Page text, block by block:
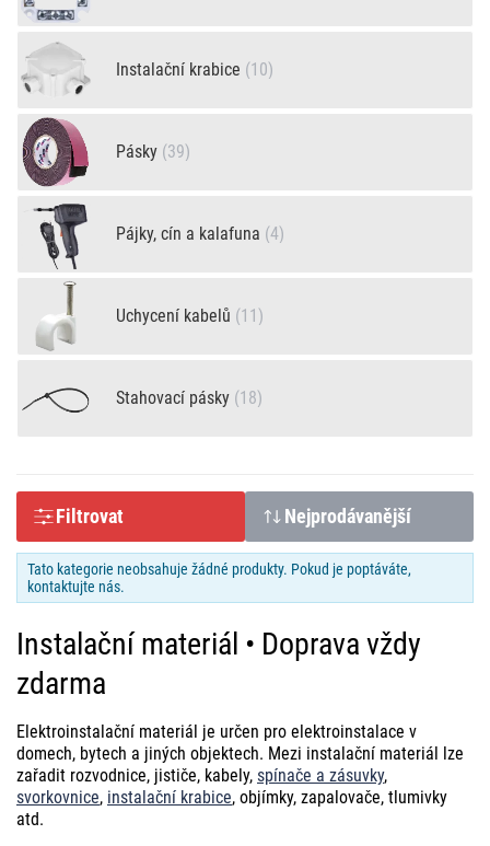
Instalační krabice (10)
Pásky (39)
Pájky, cín a kalafuna (4)
Uchycení kabelů (11)
Stahovací pásky (18)
Filtrovat Nejprodávanější
Tato kategorie neobsahuje žádné produkty. Pokud je poptáváte,
kontaktujte nás.
Instalační materiál • Doprava vždy
zdarma
Elektroinstalační materiál je určen pro elektroinstalace v
domech, bytech a jiných objektech. Mezi instalační materiál lze
zařadit rozvodnice, jističe, kabely, spínače a zásuvky,
svorkovnice, instalační krabice, objímky, zapalovače, tlumivky
atd.